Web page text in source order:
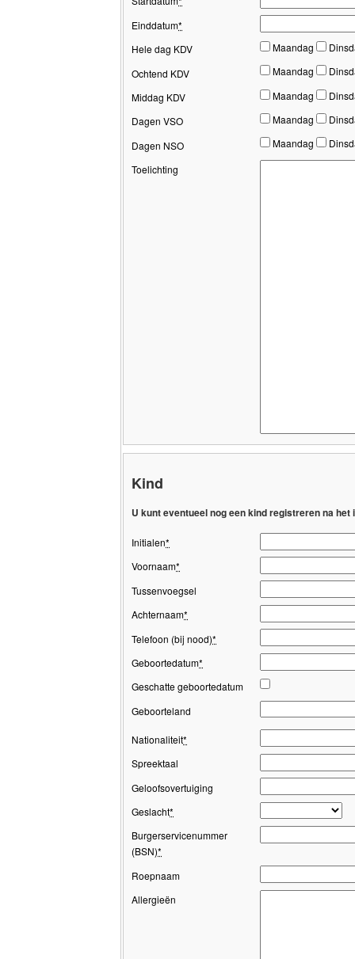
Einddatum*
Hele dag KDV
Maandag
Ochtend KDV
Maandag
Middag KDV
Maandag
Dagen VSO
Maandag
Dagen NSO
Maandag
Toelichting
Kind
U kunt eventueel nog een kind registreren na
Initialen*
Voornaam*
Tussenvoegsel
Achternaam*
Telefoon (bij nood)*
Geboortedatum*
Geschatte geboortedatum
Geboorteland
Nationaliteit*
Spreektaal
Geloofsovertuiging
Geslacht*
Burgerservicenummer
(BSN)*
Roepnaam
Allergieën